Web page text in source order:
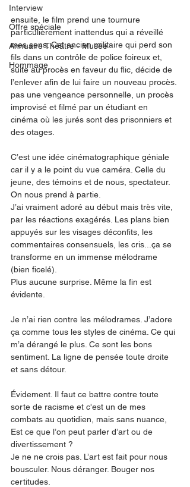
Interview
Offre spéciale
Annuaire Théâtre - Musée
Hommage
ensuite, le film prend une tournure
particulièrement inattendus qui a réveillé
mes sens. Cet ancien militaire qui perd son
fils dans un contrôle de police foireux et,
suite au procès en faveur du flic, décide de
l’enlever afin de lui faire un nouveau procès.
pas une vengeance personnelle, un procès
improvisé et filmé par un étudiant en
cinéma où les jurés sont des prisonniers et
des otages.
C’est une idée cinématographique géniale
car il y a le point du vue caméra. Celle du
jeune, des témoins et de nous, spectateur.
On nous prend à partie.
J’ai vraiment adoré au début mais très vite,
par les réactions exagérés. Les plans bien
appuyés sur les visages déconfits, les
commentaires consensuels, les cris...ça se
transforme en un immense mélodrame
(bien ficelé).
Plus aucune surprise. Même la fin est
évidente.
Je n’ai rien contre les mélodrames. J’adore
ça comme tous les styles de cinéma. Ce qui
m’a dérangé le plus. Ce sont les bons
sentiment. La ligne de pensée toute droite
et sans détour.
Évidement. Il faut ce battre contre toute
sorte de racisme et c'est un de mes
combats au quotidien, mais sans nuance,
Est ce que l’on peut parler d’art ou de
divertissement ?
Je ne ne crois pas. L’art est fait pour nous
bousculer. Nous déranger. Bouger nos
certitudes.